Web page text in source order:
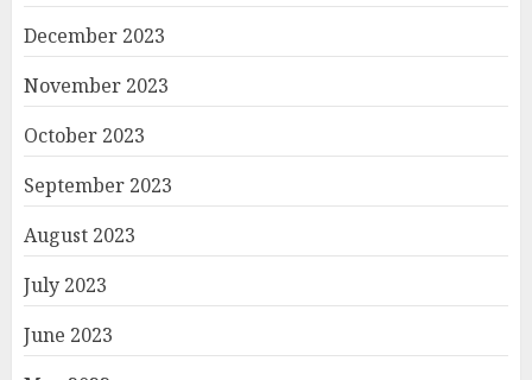
December 2023
November 2023
October 2023
September 2023
August 2023
July 2023
June 2023